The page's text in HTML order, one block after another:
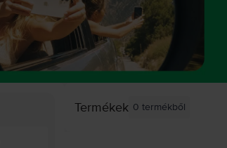
Termékek 0 termékből